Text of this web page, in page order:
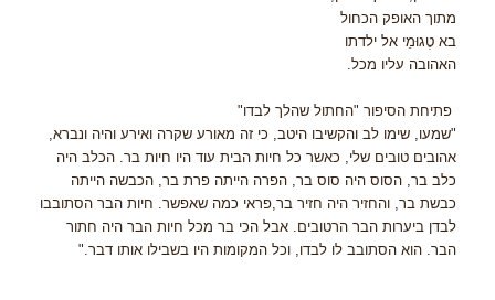
מתוך האופק הכחול
בא טֶגוּמֵי אל ילדתו
האהובה עליו מכל.
פתיחת הסיפור "החתול שהלך לבדו"
"שמעו, שימו לב והקשיבו היטב, כי זה מאורע שקרה ואירע והיה ונברא,
אהובים טובים שלי, כאשר כל חיות הבית עוד היו חיות בר. הכלב היה
כלב בר, הסוס היה סוס בר, הפרה הייתה פרת בר, הכבשה הייתה
כבשת בר, והחזיר היה חזיר בר,פראי כמה שאפשר. חיות הבר הסתובבו
לבדן ביערות הבר הרטובים. אבל הכי בר מכל חיות הבר היה חתור
הבר. הוא הסתובב לו לבדו, וכל המקומות היו בשבילו אותו דבר."